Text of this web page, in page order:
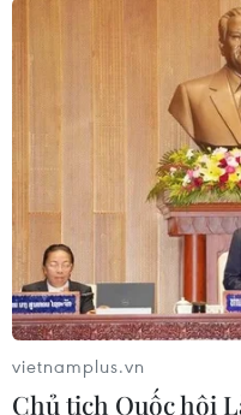
vietnamplus.vn
Chủ tịch Quốc hội